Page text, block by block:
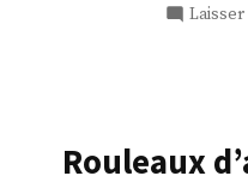
Rouleaux